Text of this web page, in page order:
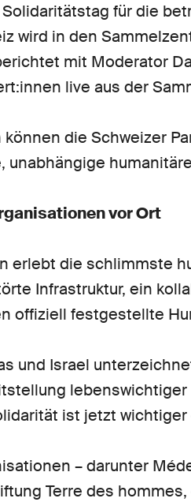
für die
wird in den
mit Moderator
live aus der
die Schweizer
vor Ort
erlebt die schlimmste
Infrastruktur, ein
offiziell festgestellte
und Israel
ist jetzt wichtiger
– darunter
Terre des